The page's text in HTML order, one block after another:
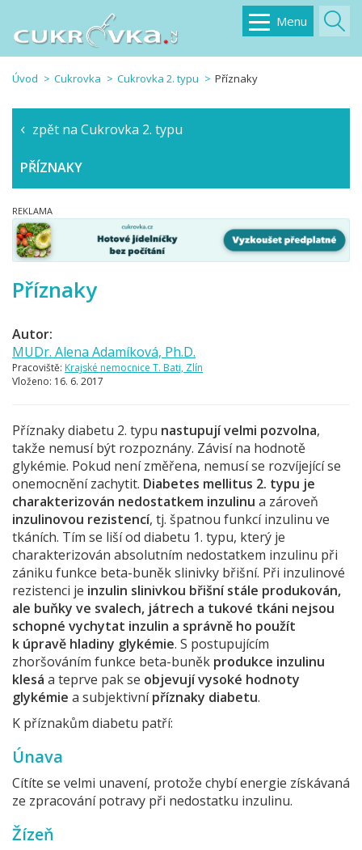
Menu
Úvod Cukrovka Cukrovka 2. typu Příznaky
zpět na Cukrovka 2. typu
PŘÍZNAKY
Příznaky
Autor:
MUDr. Alena Adamíková, Ph.D.
Pracoviště: Krajské nemocnice T. Bati, Zlín
Vloženo: 16. 6. 2017
Příznaky diabetu 2. typu nastupují velmi pozvolna,
takže nemusí být rozpoznány. Závisí na hodnotě
glykémie. Pokud není změřena, nemusí se rozvíjející se
onemocnění zachytit. Diabetes mellitus 2. typu je
charakterizován nedostatkem inzulinu a zároveň
inzulinovou rezistencí, tj. špatnou funkcí inzulinu ve
tkáních. Tím se liší od diabetu 1. typu, který je
charakterizován absolutním nedostatkem inzulinu při
zániku funkce beta-buněk slinivky břišní. Při inzulinové
rezistenci je inzulin slinivkou břišní stále produkován,
ale buňky ve svalech, játrech a tukové tkáni nejsou
schopné vychytat inzulin a správně ho použít
k úpravě hladiny glykémie. S postupujícím
zhoršováním funkce beta-buněk produkce inzulinu
klesá a teprve pak se objevují vysoké hodnoty
glykémie a subjektivnípříznaky diabetu.
K příznakům diabetu patří:
Únava
Cítíte se velmi unavení, protože chybí energie získávaná
ze zpracování potravy při nedostatku inzulinu.
Žízeň